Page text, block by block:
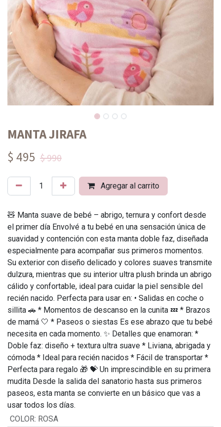
MANTA JIRAFA
$ 495 $ 990
Agregar al carrito
🧸 Manta suave de bebé – abrigo, ternura y confort desde
el primer día Envolvé a tu bebé en una sensación única de
suavidad y contención con esta manta doble faz, diseñada
especialmente para acompañar sus primeros momentos.
Su exterior con diseño delicado y colores suaves transmite
dulzura, mientras que su interior ultra plush brinda un abrigo
cálido y confortable, ideal para cuidar la piel sensible del
recién nacido. Perfecta para usar en: • Salidas en coche o
sillita 🚗 * Momentos de descanso en la cunita 💤 * Brazos
de mamá 🤍 * Paseos o siestas Es ese abrazo que tu bebé
necesita en cada momento. ✨ Detalles que enamoran: *
Doble faz: diseño + textura ultra suave * Liviana, abrigada y
cómoda * Ideal para recién nacidos * Fácil de transportar *
Perfecta para regalo 🎁 💝 Un imprescindible en su primera
mudita Desde la salida del sanatorio hasta sus primeros
paseos, esta manta se convierte en un básico que vas a
usar todos los días.
COLOR: ROSA